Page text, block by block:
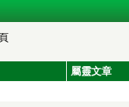
屬靈文章